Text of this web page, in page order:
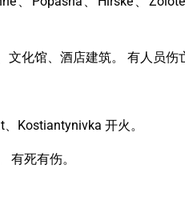
化馆、酒店建筑。 有人员伤
Kostiantynivka 开火。
有死有伤。